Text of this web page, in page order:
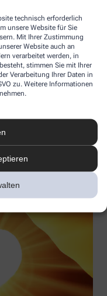
technisch erforderlich
unsere Website für Sie
Mit Ihrer Zustimmung
Website auch an
verarbeitet werden, in
stimmen Sie mit Ihrer
Verarbeitung Ihrer Daten in
zu. Weitere Informationen
und
D-Mangel aktiv